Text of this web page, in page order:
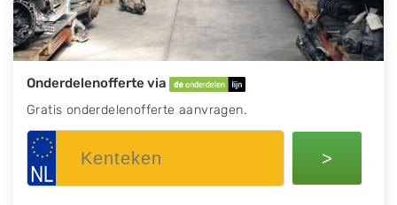
Onderdelenofferte via
Gratis onderdelenofferte aanvragen.
>